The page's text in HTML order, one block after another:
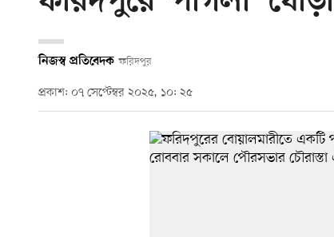
নিজস্ব প্রতিবেদক ফরিদপুর
প্রকাশ: ০৭ সেপ্টেম্বর ২০২৫, ১০: ২৫